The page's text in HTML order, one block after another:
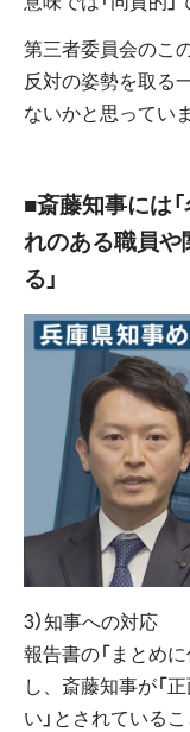
第三者委員会のこ
反対の姿勢を取る
ないかと思っていま
■斎藤知事には
れのある職員
る」
3）知事への対応
報告書の「まとめ
し、斎藤知事が「
い」とされている